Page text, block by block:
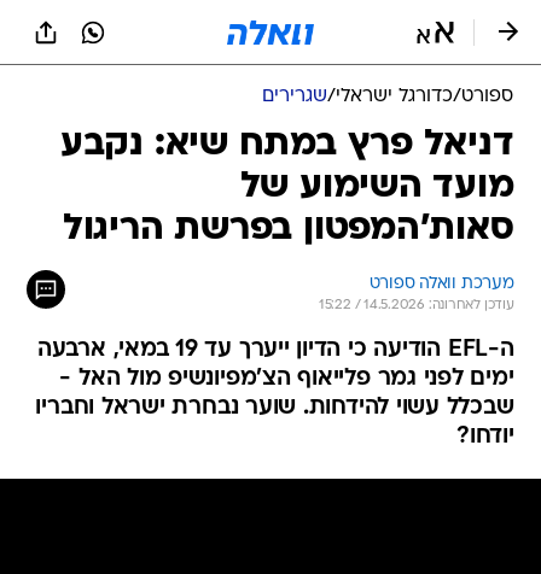
ספורט/כדורגל ישראלי/שגרירים
דניאל פרץ במתח שיא: נקבע
מועד השימוע של
סאות'המפטון בפרשת הריגול
מערכת וואלה ספורט
עודכן לאחרונה: 14.5.2026 / 15:22
ה-EFL הודיעה כי הדיון ייערך עד 19 במאי, ארבעה
ימים לפני גמר פלייאוף הצ'מפיונשיפ מול האל -
שבכלל עשוי להידחות. שוער נבחרת ישראל וחבריו
יודחו?